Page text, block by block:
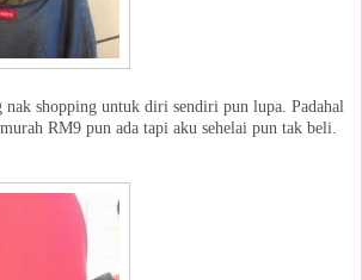
shopping untuk diri sendiri pun lupa. Padahal
RM9 pun ada tapi aku sehelai pun tak beli.